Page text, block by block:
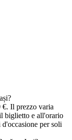
€. Il prezzo varia
biglietto e all'orario
per soli